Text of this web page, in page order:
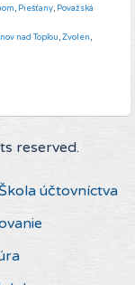
, Piešťany, Považská
nad Topľou,Zvolen,
reserved.
účtovníctva